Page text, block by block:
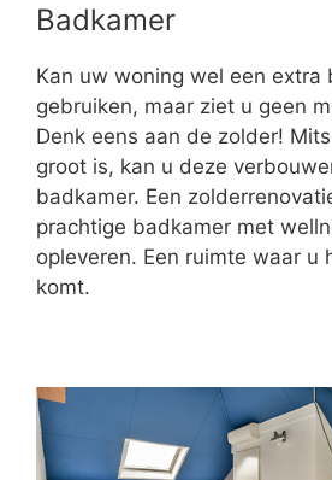
Badkamer
Kan uw woning wel een extra
gebruiken, maar ziet u geen
Denk eens aan de zolder!
groot is, kan u deze
badkamer. Een
prachtige badkamer met
opleveren. Een ruimte waar u
komt.